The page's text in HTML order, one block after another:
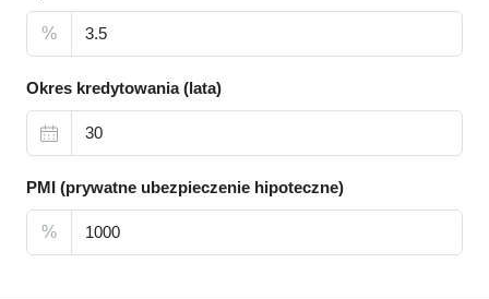
%
Okres kredytowania (lata)
PMI (prywatne ubezpieczenie hipoteczne)
%